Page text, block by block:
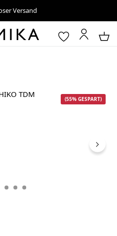
Versand
(55% GESPART)